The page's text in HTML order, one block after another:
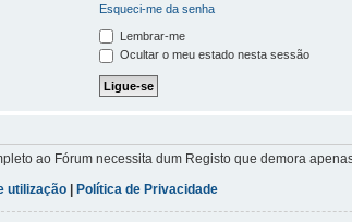
Esqueci-me da senha
Lembrar-me
Ocultar o meu estado nesta sessão
ao Fórum necessita dum Registo que demora
utilização
Política de Privacidade